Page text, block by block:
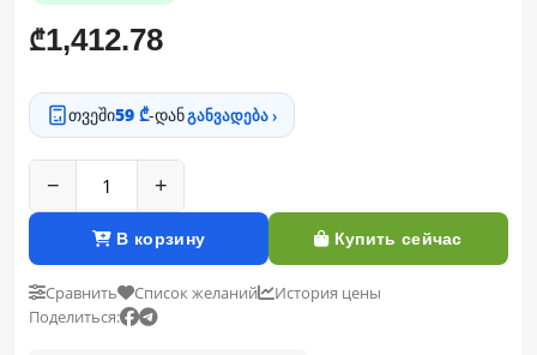
₾1,412.78
თვეში59 ₾-დანგანვადება ›
− +
В корзину Купить сейчас
Сравнить Список желаний
История цены
Поделиться: